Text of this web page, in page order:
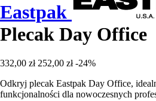
Eastpak
Plecak Day Office
332,00 zł 252,00 zł -24%
Odkryj plecak Eastpak Day Office,
funkcjonalności dla nowoczesnych